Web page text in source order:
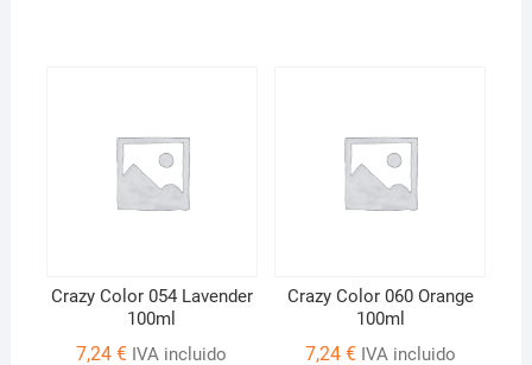
Crazy Color 054 Lavender
100ml
7,24€ IVA incluido
Crazy Color 060 Orange
100ml
7,24 € IVA incluido